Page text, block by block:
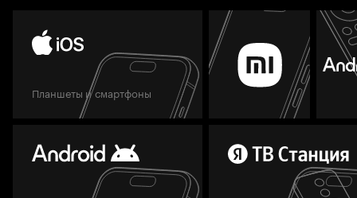
Планшеты и смартфоны